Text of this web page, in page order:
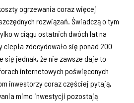
ogrzewania coraz więcej
rozwiązań. Świadczą o tym
w ciągu ostatnich dwóch lat na
zdecydowało się ponad 200
się jednak, że nie zawsze daje to
internetowych poświęconych
inwestorzy coraz częściej pytają,
mimo inwestycji pozostają